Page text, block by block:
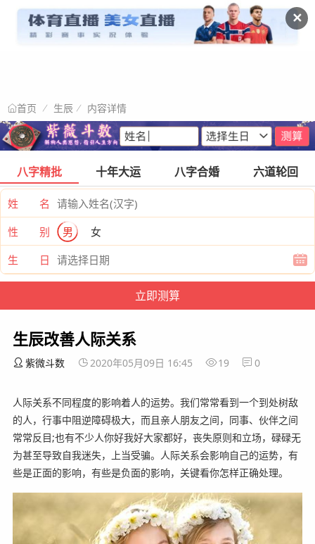
✕
首页 生辰 内容详情
八字精批 十年大运 八字合婚 六道轮回
姓 名
性 别
男
女
生 日
生辰改善人际关系
紫微斗数 2020年05月09日 16:45 19 0
人际关系不同程度的影响着人的运势。我们常常看到一个到处树敌
的人，行事中阻逆障碍极大，而且亲人朋友之间，同事、伙伴之间
常常反目;也有不少人你好我好大家都好，丧失原则和立场，碌碌无
为甚至导致自我迷失，上当受骗。人际关系会影响自己的运势，有
些是正面的影响，有些是负面的影响，关键看你怎样正确处理。